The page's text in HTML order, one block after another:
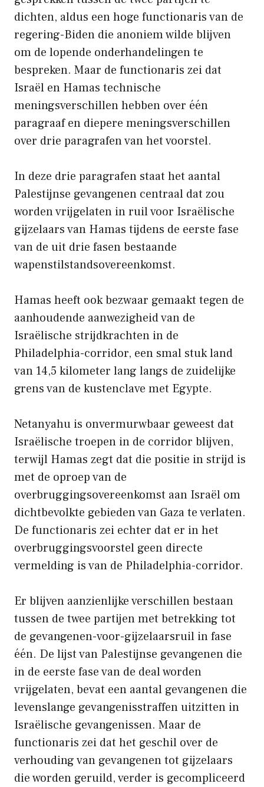
dichten, aldus een hoge functionaris van de
regering-Biden die anoniem wilde blijven
om de lopende onderhandelingen te
bespreken. Maar de functionaris zei dat
Israël en Hamas technische
meningsverschillen hebben over één
paragraaf en diepere meningsverschillen
over drie paragrafen van het voorstel.
In deze drie paragrafen staat het aantal
Palestijnse gevangenen centraal dat zou
worden vrijgelaten in ruil voor Israëlische
gijzelaars van Hamas tijdens de eerste fase
van de uit drie fasen bestaande
wapenstilstandsovereenkomst.
Hamas heeft ook bezwaar gemaakt tegen de
aanhoudende aanwezigheid van de
Israëlische strijdkrachten in de
Philadelphia-corridor, een smal stuk land
van 14,5 kilometer lang langs de zuidelijke
grens van de kustenclave met Egypte.
Netanyahu is onvermurwbaar geweest dat
Israëlische troepen in de corridor blijven,
terwijl Hamas zegt dat die positie in strijd is
met de oproep van de
overbruggingsovereenkomst aan Israël om
dichtbevolkte gebieden van Gaza te verlaten.
De functionaris zei echter dat er in het
overbruggingsvoorstel geen directe
vermelding is van de Philadelphia-corridor.
Er blijven aanzienlijke verschillen bestaan ​​
tussen de twee partijen met betrekking tot
de gevangenen-voor-gijzelaarsruil in fase
één. De lijst van Palestijnse gevangenen die
in de eerste fase van de deal worden
vrijgelaten, bevat een aantal gevangenen die
levenslange gevangenisstraffen uitzitten in
Israëlische gevangenissen. Maar de
functionaris zei dat het geschil over de
verhouding van gevangenen tot gijzelaars
die worden geruild, verder is gecompliceerd